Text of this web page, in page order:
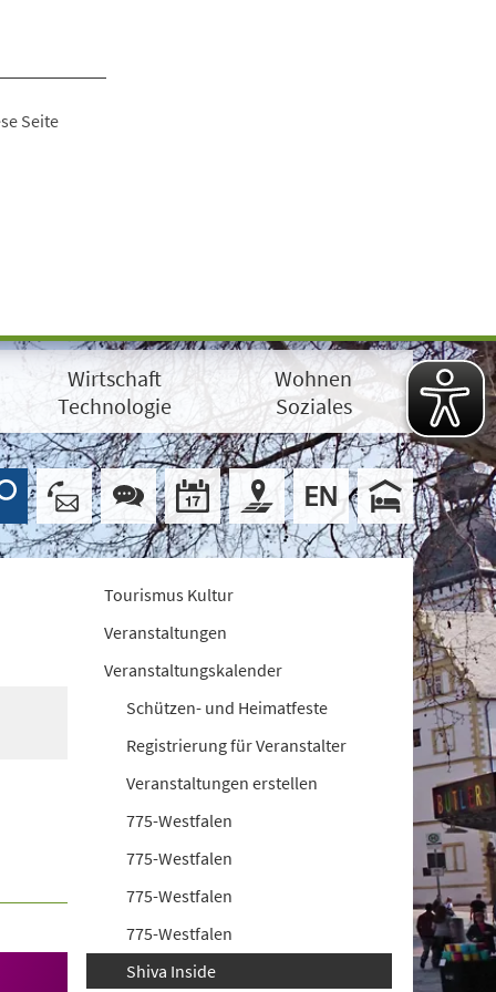
Seite
Wirtschaft
Technologie
Wohnen
Soziales
Tourismus Kultur
Veranstaltungen
Veranstaltungskalender
Schützen- und Heimatfeste
Registrierung für Veranstalter
Veranstaltungen erstellen
775-Westfalen
775-Westfalen
775-Westfalen
775-Westfalen
Shiva Inside